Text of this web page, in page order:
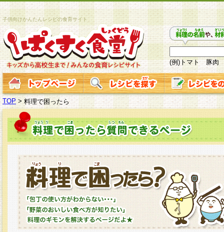
子供向けかんたんレシピの食育サイト
(例)トマト 豚肉
TOP >料理で困ったら